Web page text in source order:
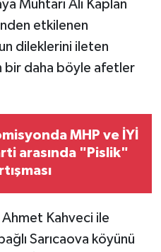
Muhtarı Ali Kaplan
etkilenen
dileklerini ileten
bir daha böyle afetler
MHP ve İYİ
arasında "Pislik"
Ahmet Kahveci ile
Sarıcaova köyünü